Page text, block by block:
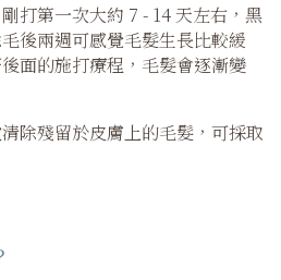
打第一次大約 7 - 14 天左右，黑
後兩週可感覺毛髮生長比較緩
面的施打療程，毛髮會逐漸變
除殘留於皮膚上的毛髮，可採取